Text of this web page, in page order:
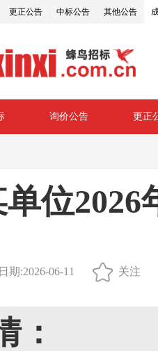
更正公告 中标公告 其他公告
询价公告 更正
位
期:2026-06-11 关注
：